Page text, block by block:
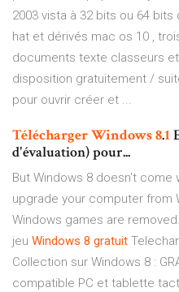
2003 vista à 32 bits ou 64
hat et dérivés mac os 10 ,
documents texte classeurs
disposition gratuitement /
pour ouvrir créer et ...
TéléchargerWindows8.1
d'évaluation) pour...
But Windows 8 doesn't come
upgrade your computer from
Windows games are
jeu Windows 8 gratuit
Collection sur Windows 8 :
compatible PC et tablette